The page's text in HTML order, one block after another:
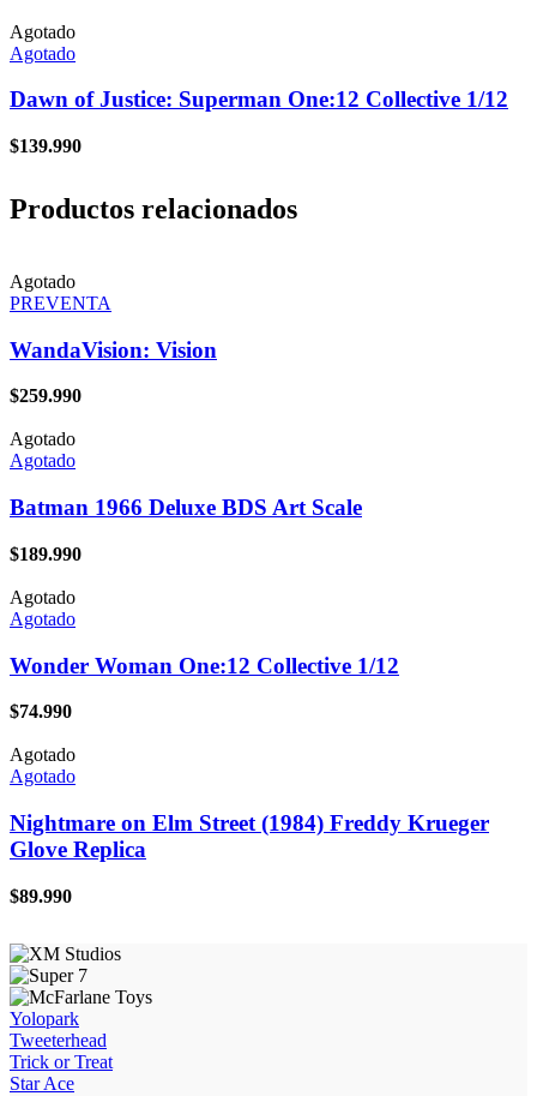
Agotado
Agotado
Dawn of Justice: Superman One:12 Collective 1/12
$139.990
Productos relacionados
Agotado
PREVENTA
WandaVision: Vision
$259.990
Agotado
Agotado
Batman 1966 Deluxe BDS Art Scale
$189.990
Agotado
Agotado
Wonder Woman One:12 Collective 1/12
$74.990
Agotado
Agotado
Nightmare on Elm Street (1984) Freddy Krueger
Glove Replica
$89.990
Yolopark
Tweeterhead
Trick or Treat
Star Ace